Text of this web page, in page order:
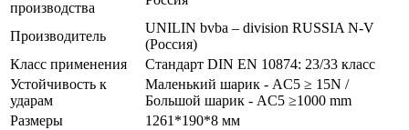
производства
Производитель
UNILIN bvba – division RUSSIA N-V
(Россия)
Класс применения
Стандарт DIN EN 10874: 23/33 класс
Устойчивость к
ударам
Маленький шарик - AC5 ≥ 15N /
Большой шарик - AC5 ≥1000 mm
Размеры
1261*190*8 мм